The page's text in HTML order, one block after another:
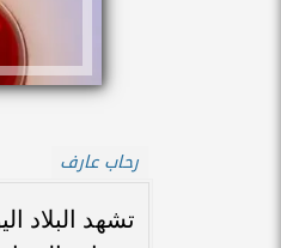
رحاب عارف
تشهد البلاد